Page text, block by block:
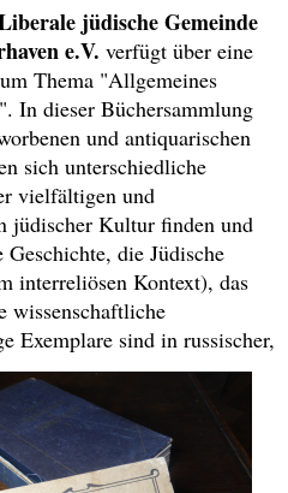
jüdische Gemeinde
e.V. verfügt über eine
Thema "Allgemeines
In dieser Büchersammlung
und antiquarischen
sich unterschiedliche
vielfältigen und
jüdischer Kultur finden und
Geschichte, die Jüdische
interreliösen Kontext), das
wissenschaftliche
Exemplare sind in russischer,